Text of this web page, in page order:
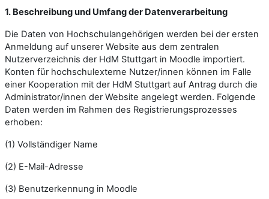
1. Beschreibung und Umfang der Datenverarbeitung
Die Daten von Hochschulangehörigen werden bei der ersten
Anmeldung auf unserer Website aus dem zentralen
Nutzerverzeichnis der HdM Stuttgart in Moodle importiert.
Konten für hochschulexterne Nutzer/innen können im Falle
einer Kooperation mit der HdM Stuttgart auf Antrag durch die
Administrator/innen der Website angelegt werden. Folgende
Daten werden im Rahmen des Registrierungsprozesses
erhoben:
(1) Vollständiger Name
(2) E-Mail-Adresse
(3) Benutzerkennung in Moodle